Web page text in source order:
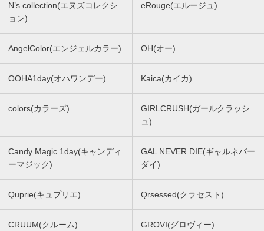
N’s collection(エヌズコレクシ
ョン)
eRouge(エルージュ)
AngelColor(エンジェルカラー) OH(オー)
OOHA1day(オハワンデー) Kaica(カイカ)
colors(カラーズ)
GIRLCRUSH(ガールクラッシ
ュ)
Candy Magic 1day(キャンディ
ーマジック)
GAL NEVER DIE(ギャルネバー
ダイ)
Quprie(キュプリエ) Qrsessed(クラセスト)
CRUUM(クルーム) GROVI(グロヴィー)